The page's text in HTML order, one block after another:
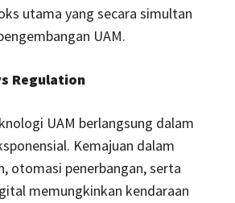
utama yang secara simultan
UAM.
Regulation
UAM berlangsung dalam
Kemajuan dalam
otomasi penerbangan, serta
memungkinkan kendaraan